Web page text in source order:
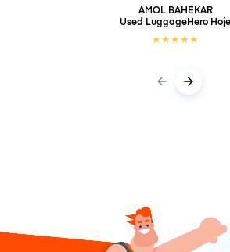
AMOL BAHEKAR
Used LuggageHero Hoje
★★★★★